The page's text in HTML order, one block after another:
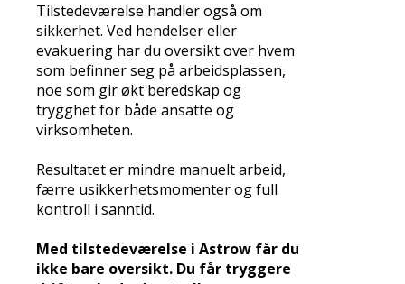
Tilstedeværelse handler også om
sikkerhet. Ved hendelser eller
evakuering har du oversikt over hvem
som befinner seg på arbeidsplassen,
noe som gir økt beredskap og
trygghet for både ansatte og
virksomheten.
Resultatet er mindre manuelt arbeid,
færre usikkerhetsmomenter og full
kontroll i sanntid.
Med tilstedeværelse i Astrow får du
ikke bare oversikt. Du får tryggere